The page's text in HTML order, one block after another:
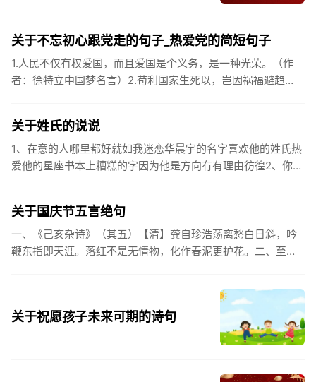
关于不忘初心跟党走的句子_热爱党的简短句子
1.人民不仅有权爱国，而且爱国是个义务，是一种光荣。（作
者：徐特立中国梦名言）2.苟利国家生死以，岂因祸福避趋
关于姓氏的说说
1、在意的人哪里都好就如我迷恋华晨宇的名字喜欢他的姓氏热
爱他的星座书本上糟糕的字因为他是方向冇有理由彷徨2、你的
关于国庆节五言绝句
一、《己亥杂诗》（其五）【清】龚自珍浩荡离愁白日斜，吟
鞭东指即天涯。落红不是无情物，化作春泥更护花。二、至今
关于祝愿孩子未来可期的诗句